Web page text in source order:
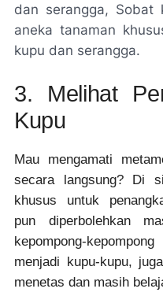
dan serangga, Sobat
aneka tanaman
kupu dan serangga.
3. Melihat
Kupu
Mau mengamati
secara langsung? Di
khusus untuk
pun diperbolehkan
kepompong-
menjadi kupu-kupu,
menetas dan masih